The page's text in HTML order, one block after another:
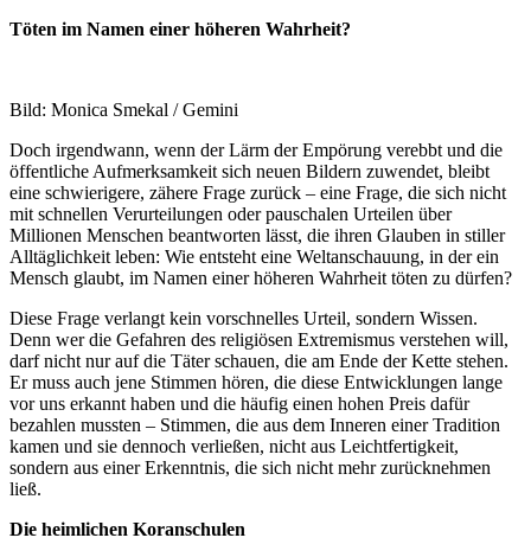
Töten im Namen einer höheren Wahrheit?
Bild: Monica Smekal / Gemini
Doch irgendwann, wenn der Lärm der Empörung verebbt und die
öffentliche Aufmerk­samkeit sich neuen Bildern zuwendet, bleibt
eine schwierigere, zähere Frage zurück – eine Frage, die sich nicht
mit schnellen Verurtei­lungen oder pauschalen Urteilen über
Millionen Menschen beantworten lässt, die ihren Glauben in stiller
Alltägl­ichkeit leben: Wie entsteht eine Weltan­schauung, in der ein
Mensch glaubt, im Namen einer höheren Wahrheit töten zu dürfen?
Diese Frage verlangt kein vorschnelles Urteil, sondern Wissen.
Denn wer die Gefahren des religiösen Extremismus verstehen will,
darf nicht nur auf die Täter schauen, die am Ende der Kette stehen.
Er muss auch jene Stimmen hören, die diese Entwic­klungen lange
vor uns erkannt haben und die häufig einen hohen Preis dafür
bezahlen mussten – Stimmen, die aus dem Inneren einer Tradition
kamen und sie dennoch verließen, nicht aus Leichtfe­rtigkeit,
sondern aus einer Erkenntnis, die sich nicht mehr zurücknehmen
ließ.
Die heimlichen Koranschulen